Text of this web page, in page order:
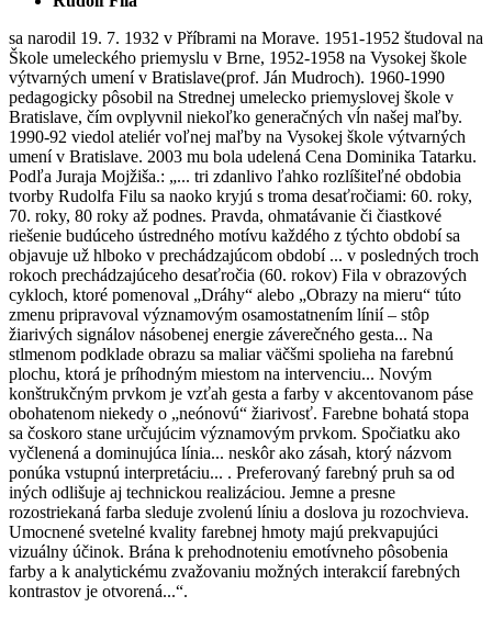
sa narodil 19. 7. 1932 v Příbrami na Morave. 1951-1952 študoval na
Škole umeleckého priemyslu v Brne, 1952-1958 na Vysokej škole
výtvarných umení v Bratislave(prof. Ján Mudroch). 1960-1990
pedagogicky pôsobil na Strednej umelecko priemyslovej škole v
Bratislave, čím ovplyvnil niekoľko generačných vĺn našej maľby.
1990-92 viedol ateliér voľnej maľby na Vysokej škole výtvarných
umení v Bratislave. 2003 mu bola udelená Cena Dominika Tatarku.
Podľa Juraja Mojžiša.: „... tri zdanlivo ľahko rozlíšiteľné obdobia
tvorby Rudolfa Filu sa naoko kryjú s troma desaťročiami: 60. roky,
70. roky, 80 roky až podnes. Pravda, ohmatávanie či čiastkové
riešenie budúceho ústredného motívu každého z týchto období sa
objavuje už hlboko v prechádzajúcom období ... v posledných troch
rokoch prechádzajúceho desaťročia (60. rokov) Fila v obrazových
cykloch, ktoré pomenoval „Dráhy“ alebo „Obrazy na mieru“ túto
zmenu pripravoval významovým osamostatnením línií – stôp
žiarivých signálov násobenej energie záverečného gesta... Na
stlmenom podklade obrazu sa maliar väčšmi spolieha na farebnú
plochu, ktorá je príhodným miestom na intervenciu... Novým
konštrukčným prvkom je vzťah gesta a farby v akcentovanom páse
obohatenom niekedy o „neónovú“ žiarivosť. Farebne bohatá stopa
sa čoskoro stane určujúcim významovým prvkom. Spočiatku ako
vyčlenená a dominujúca línia... neskôr ako zásah, ktorý názvom
ponúka vstupnú interpretáciu... . Preferovaný farebný pruh sa od
iných odlišuje aj technickou realizáciou. Jemne a presne
rozostriekaná farba sleduje zvolenú líniu a doslova ju rozochvieva.
Umocnené svetelné kvality farebnej hmoty majú prekvapujúci
vizuálny účinok. Brána k prehodnoteniu emotívneho pôsobenia
farby a k analytickému zvažovaniu možných interakcií farebných
kontrastov je otvorená...“.